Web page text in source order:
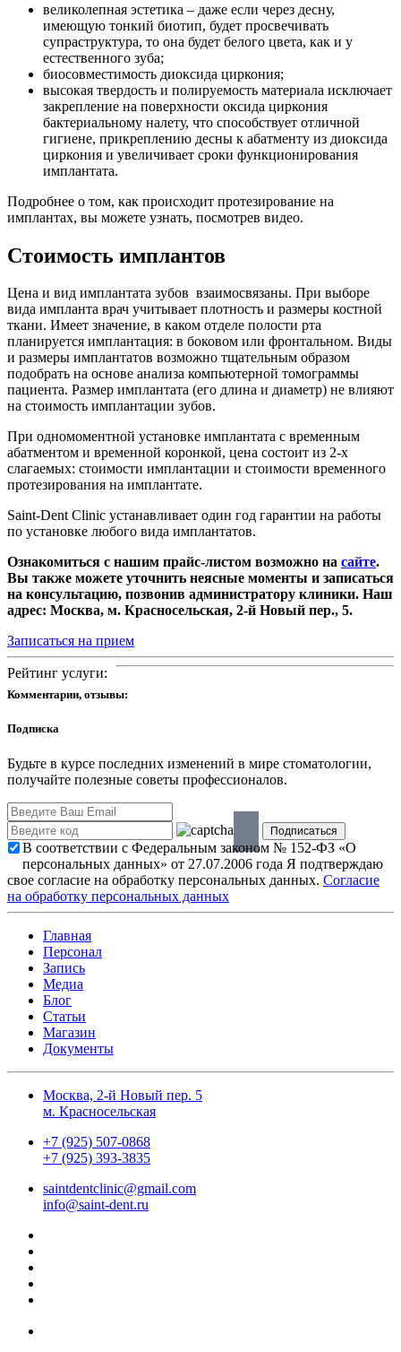
великолепная эстетика – даже если через десну,
имеющую тонкий биотип, будет просвечивать
супраструктура, то она будет белого цвета, как и у
естественного зуба;
биосовместимость диоксида циркония;
высокая твердость и полируемость материала исключает
закрепление на поверхности оксида циркония
бактериальному налету, что способствует отличной
гигиене, прикреплению десны к абатменту из диоксида
циркония и увеличивает сроки функционирования
имплантата.
Подробнее о том, как происходит протезирование на
имплантах, вы можете узнать, посмотрев видео.
Стоимость имплантов
Цена и вид имплантата зубов взаимосвязаны. При выборе
вида импланта врач учитывает плотность и размеры костной
ткани. Имеет значение, в каком отделе полости рта
планируется имплантация: в боковом или фронтальном. Виды
и размеры имплантатов возможно тщательным образом
подобрать на основе анализа компьютерной томограммы
пациента. Размер имплантата (его длина и диаметр) не влияют
на стоимость имплантации зубов.
При одномоментной установке имплантата с временным
абатментом и временной коронкой, цена состоит из 2-х
слагаемых: стоимости имплантации и стоимости временного
протезирования на имплантате.
Saint-Dent Clinic устанавливает один год гарантии на работы
по установке любого вида имплантатов.
Ознакомиться с нашим прайс-листом возможно на сайте.
Вы также можете уточнить неясные моменты и записаться
на консультацию, позвонив администратору клиники. Наш
адрес: Москва, м. Красносельская, 2-й Новый пер., 5.
Записаться на прием
Рейтинг услуги:
Комментарии, отзывы:
Подписка
Будьте в курсе последних изменений в мире стоматологии,
получайте полезные советы профессионалов.
В соответствии с Федеральным законом № 152-ФЗ «О
персональных данных» от 27.07.2006 года Я подтверждаю
свое согласие на обработку персональных данных. Согласие
на обработку персональных данных
Главная
Персонал
Запись
Медиа
Блог
Статьи
Магазин
Документы
Москва, 2-й Новый пер. 5
м. Красносельская
+7 (925) 507-0868
+7 (925) 393-3835
saintdentclinic@gmail.com
info@saint-dent.ru